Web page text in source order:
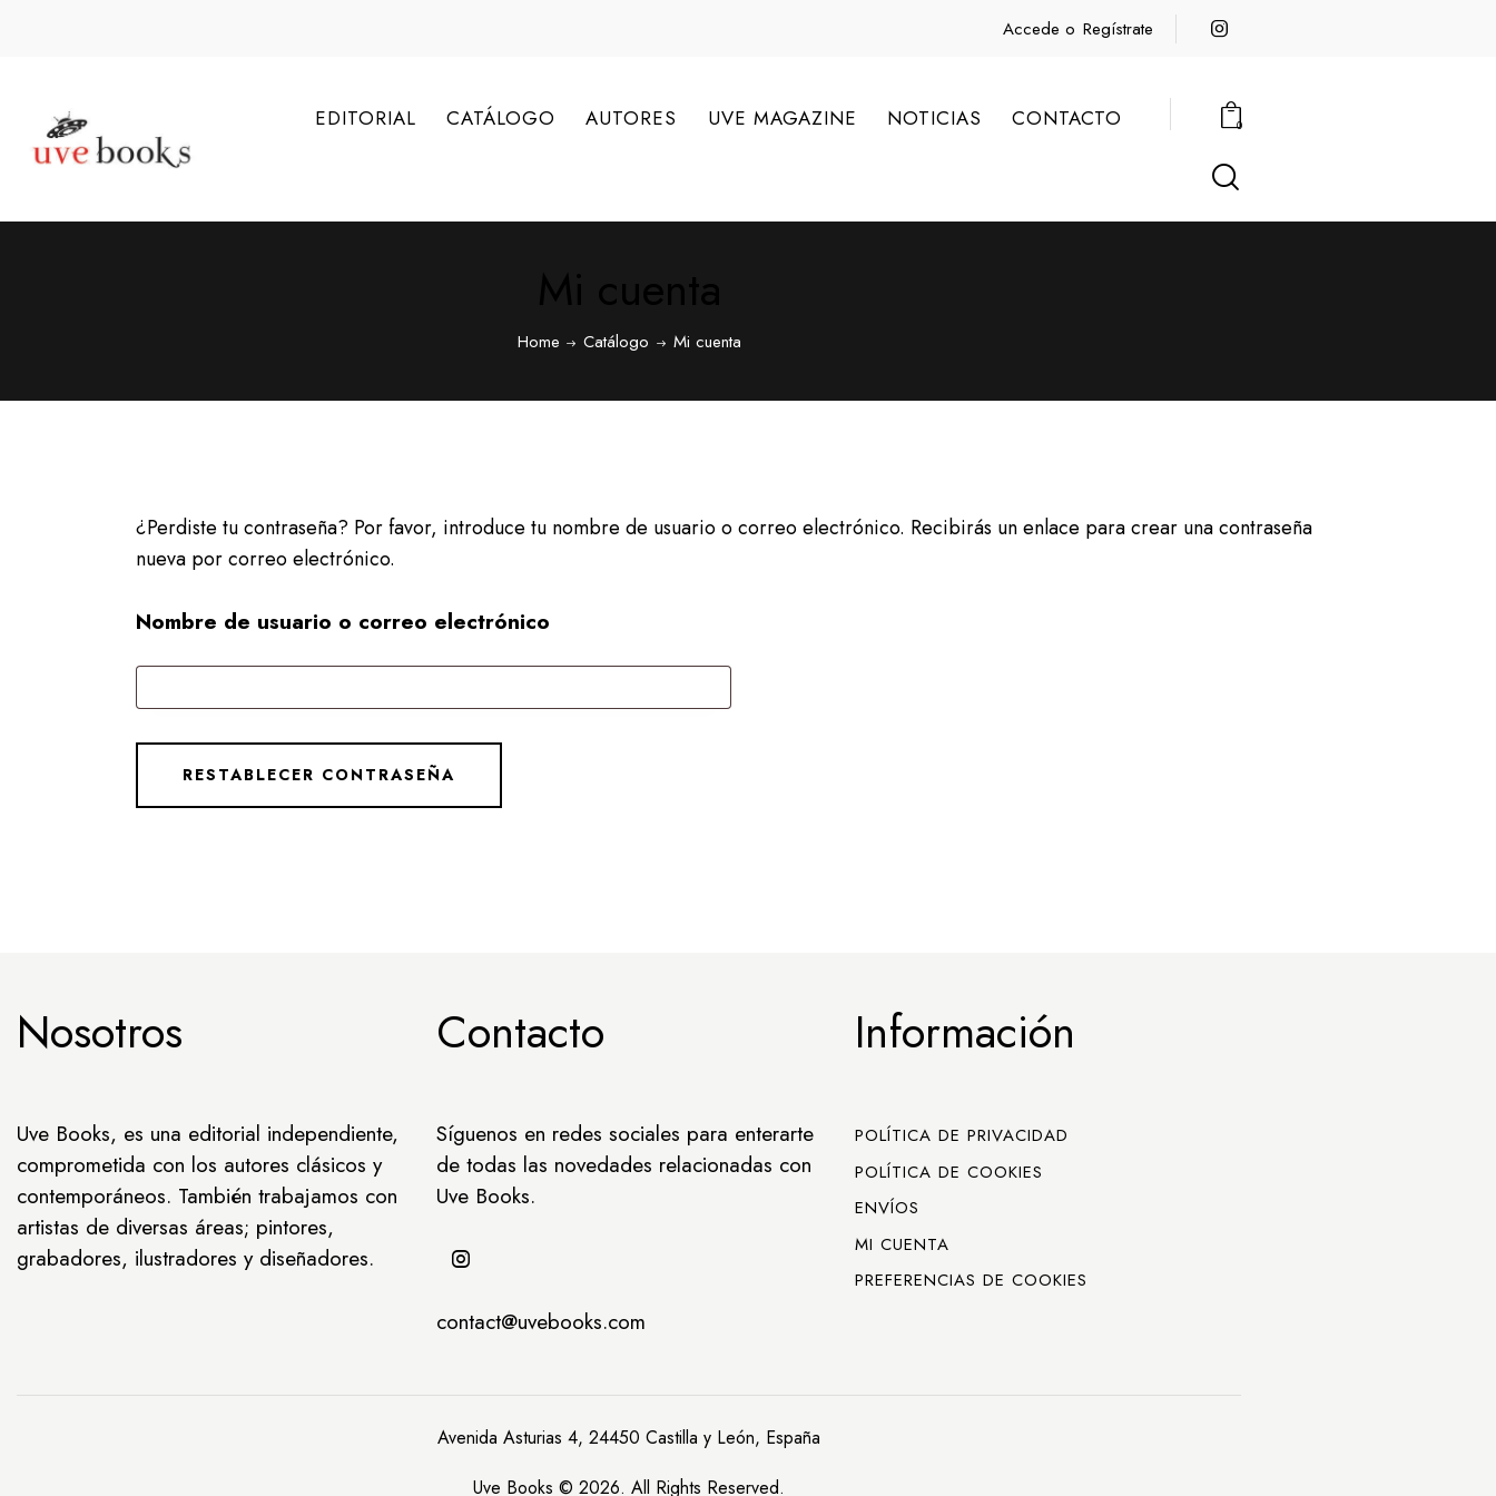
Accede o Regístrate
EDITORIAL CATÁLOGO AUTORES UVE MAGAZINE NOTICIAS CONTACTO 0
Home Catálogo Mi cuenta
¿Perdiste tu contraseña? Por favor, introduce tu nombre de usuario o correo electrónico. Recibirás un enlace para crear una contraseña
nueva por correo electrónico.
Nombre de usuario o correo electrónico
RESTABLECER CONTRASEÑA
Nosotros
Uve Books, es una editorial independiente,
comprometida con los autores clásicos y
contemporáneos. También trabajamos con
artistas de diversas áreas; pintores,
grabadores, ilustradores y diseñadores.
Contacto
Síguenos en redes sociales para enterarte
de todas las novedades relacionadas con
Uve Books.
contact@uvebooks.com
Información
POLÍTICA DE PRIVACIDAD
POLÍTICA DE COOKIES
ENVÍOS
MI CUENTA
PREFERENCIAS DE COOKIES
Avenida Asturias 4, 24450 Castilla y León, España
Uve Books © 2026. All Rights Reserved.